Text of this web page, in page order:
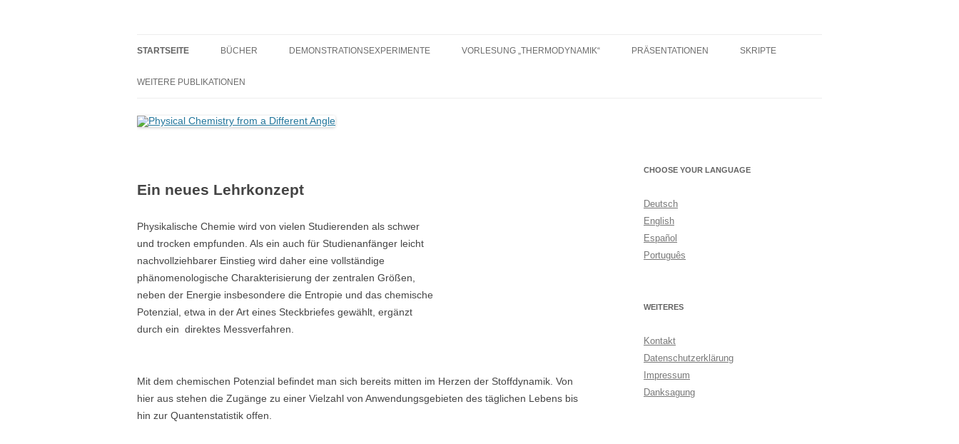
Inhalt
STARTSEITE BÜCHER
LEHRBUCH
DEMONSTRATIONSEXPERIMENTE VORLESUNG „THERMODYNAMIK“ PRÄSENTATIONEN SKRIPTE
WEITERE PUBLIKATIONEN
Ein neues Lehrkonzept
Physikalische Chemie wird von vielen Studierenden als schwer
und trocken empfunden. Als ein auch für Studienanfänger leicht
nachvollziehbarer Einstieg wird daher eine vollständige
phänomenologische Charakterisierung der zentralen Größen,
neben der Energie insbesondere die Entropie und das chemische
Potenzial, etwa in der Art eines Steckbriefes gewählt, ergänzt
durch ein direktes Messverfahren.
Mit dem chemischen Potenzial befindet man sich bereits mitten im Herzen der Stoffdynamik. Von
hier aus stehen die Zugänge zu einer Vielzahl von Anwendungsgebieten des täglichen Lebens bis
hin zur Quantenstatistik offen.
CHOOSE YOUR LANGUAGE
Deutsch
English
Español
Português
WEITERES
Kontakt
Datenschutzerklärung
Impressum
Danksagung